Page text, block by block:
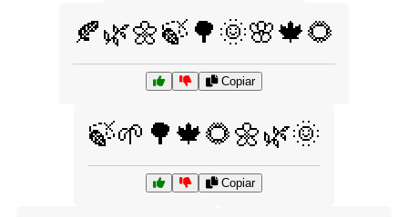
🍂🌿🌼🍃🌳🌞🌸🍁🌻
Copiar
🍃🌱🌳🍁🌻🌼🌿🌞
Copiar